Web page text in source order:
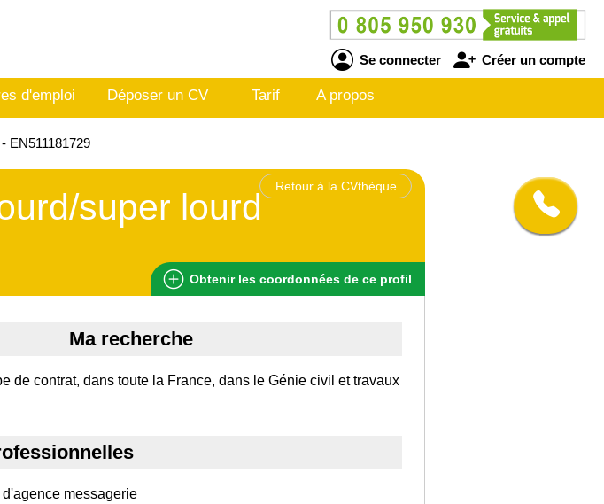
Se connecter Créer un compte
d'emploi Déposer un CV Tarif A propos
EN511181729
Retour à la CVthèque
super lourd
Obtenir les coordonnées de ce profil
Ma recherche
de contrat, dans toute la France, dans le Génie civil et travaux
messagerie